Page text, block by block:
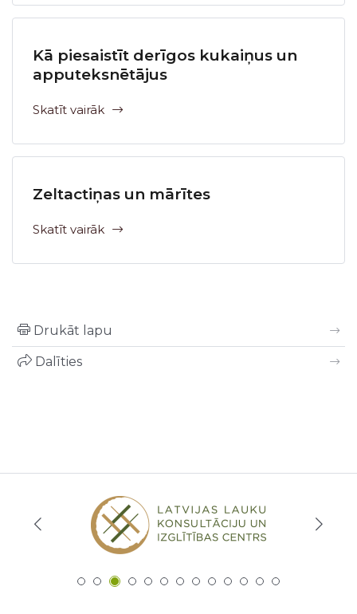
Kā piesaistīt derīgos kukaiņus un
apputeksnētājus
Skatīt vairāk
Zeltactiņas un mārītes
Skatīt vairāk
Drukāt lapu
Dalīties